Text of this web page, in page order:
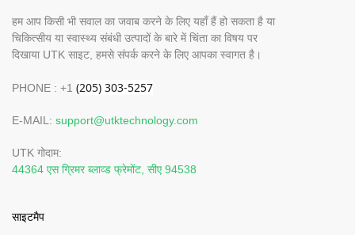
हम आप किसी भी सवाल का जवाब करने के लिए यहाँ हैं हो सकता है या
चिकित्सीय या स्वास्थ्य संबंधी उत्पादों के बारे में चिंता का विषय पर
दिखाया UTK साइट, हमसे संपर्क करने के लिए आपका स्वागत है।
PHONE : +1
E-MAIL: support@utktechnology.com
UTK गोदाम:
44364 एस ग्रिमर ब्लाव्ड फ्रेमोंट, सीए 94538
साइटमैप